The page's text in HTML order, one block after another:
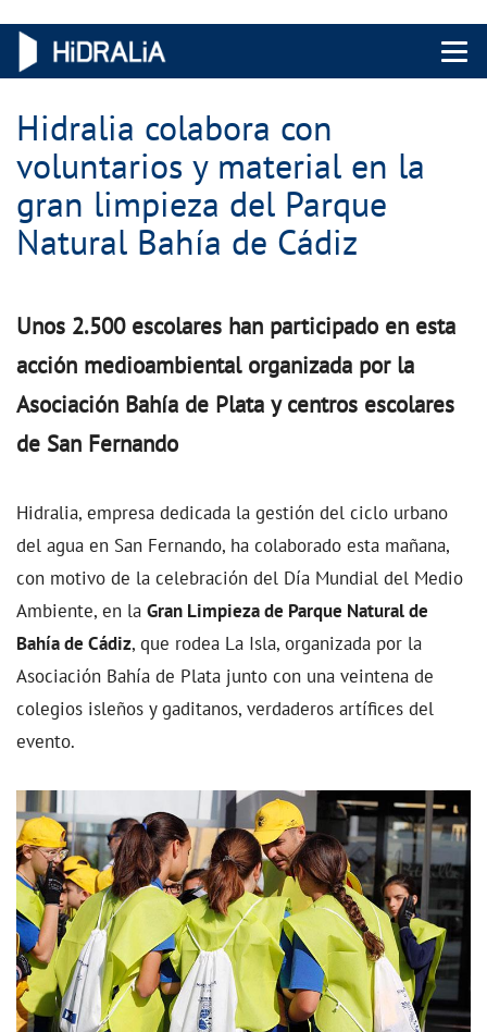
Menu
Hidralia colabora con
voluntarios y material en la
gran limpieza del Parque
Natural Bahía de Cádiz
Unos 2.500 escolares han participado en esta
acción medioambiental organizada por la
Asociación Bahía de Plata y centros escolares
de San Fernando
Hidralia, empresa dedicada la gestión del ciclo urbano
del agua en San Fernando, ha colaborado esta mañana,
con motivo de la celebración del Día Mundial del Medio
Ambiente, en la Gran Limpieza de Parque Natural de
Bahía de Cádiz, que rodea La Isla, organizada por la
Asociación Bahía de Plata junto con una veintena de
colegios isleños y gaditanos, verdaderos artífices del
evento.